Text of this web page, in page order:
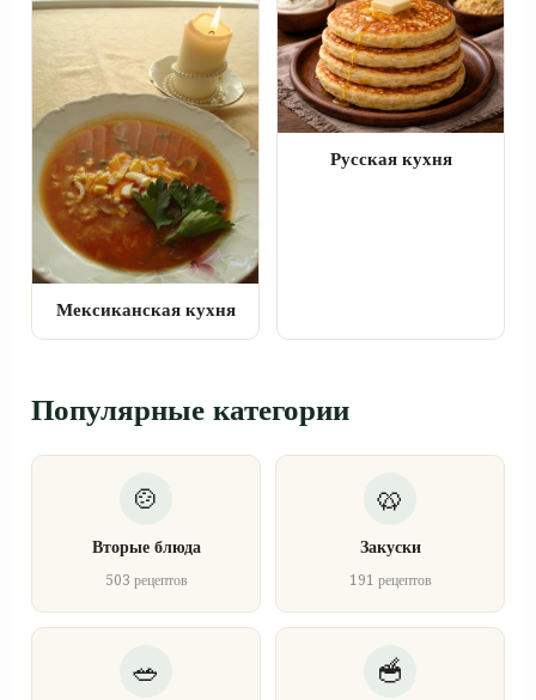
Мексиканская кухня
Русская кухня
Популярные категории
Вторые блюда
503 рецептов
Закуски
191 рецептов